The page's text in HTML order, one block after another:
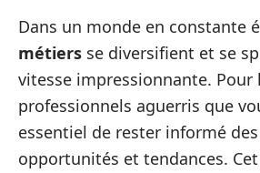
Dans un monde en constante
métiers se diversifient et se
vitesse impressionnante. Pour
professionnels aguerris que
essentiel de rester informé
opportunités et tendances.